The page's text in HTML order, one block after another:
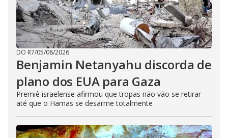
DO R7/05/08/2026
Benjamin Netanyahu discorda de
plano dos EUA para Gaza
Premiê israelense afirmou que tropas não vão se retirar
até que o Hamas se desarme totalmente